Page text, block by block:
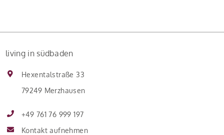
Eigentumswohnung. Und das ausgerechnet zu einem
Zeitpunkt, zu dem Deutschland seine Klimaziele im […]
living in südbaden
Hexentalstraße 33
79249 Merzhausen
+49 761 76 999 197
Kontakt aufnehmen